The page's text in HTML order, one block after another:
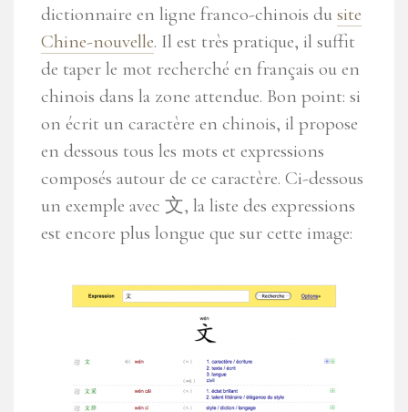
dictionnaire en ligne franco-chinois du site
Chine-nouvelle. Il est très pratique, il suffit
de taper le mot recherché en français ou en
chinois dans la zone attendue. Bon point: si
on écrit un caractère en chinois, il propose
en dessous tous les mots et expressions
composés autour de ce caractère. Ci-dessous
un exemple avec 文, la liste des expressions
est encore plus longue que sur cette image: